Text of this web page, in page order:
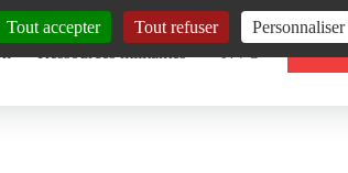
Tout accepter Tout refuser Personnaliser